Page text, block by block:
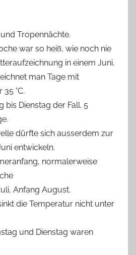
Tropennächte.
war so heiß, wie noch nie
in einem Juni.
man Tage mit
°C.
bis Dienstag der Fall. 5
dürfte sich ausserdem zur
entwickeln.
normalerweise
Anfang August.
die Temperatur nicht unter
und Dienstag waren